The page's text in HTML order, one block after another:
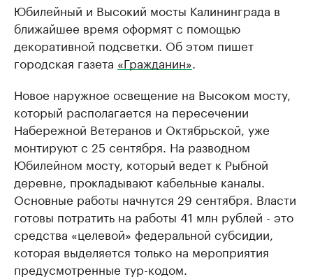
Юбилейный и Высокий мосты Калининграда в
ближайшее время оформят с помощью
декоративной подсветки. Об этом пишет
городская газета «Гражданин»
Новое наружное освещение на Высоком мосту,
который располагается на пересечении
Набережной Ветеранов и Октябрьской, уже
монтируют с 25 сентября. На разводном
Юбилейном мосту, который ведет к Рыбной
деревне, прокладывают кабельные каналы.
Основные работы начнутся 29 сентября. Власти
готовы потратить на работы 41 млн рублей - это
средства «целевой» федеральной субсидии,
которая выделяется только на мероприятия
предусмотренные тур-кодом.